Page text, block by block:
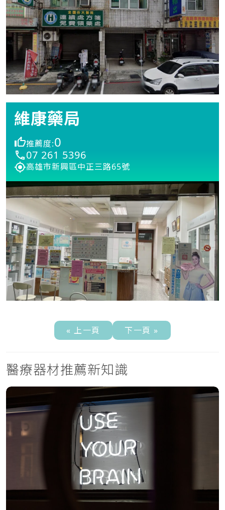
維康藥局
推薦度:0
07 261 5396
高雄市新興區中正三路65號
« 上一頁 下一頁 »
醫療器材推薦新知識